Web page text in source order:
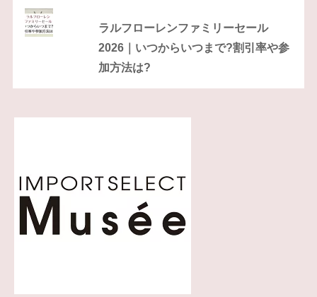
ラルフローレンファミリーセール
2026｜いつからいつまで?割引率や参
加方法は?